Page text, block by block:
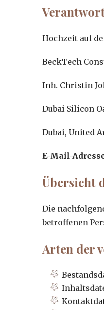
Hochzeit auf
BeckTech
Inh. Christin
Dubai Silicon
Dubai, United
E-Mail-
Übersicht
Die
betroffenen
Arten der